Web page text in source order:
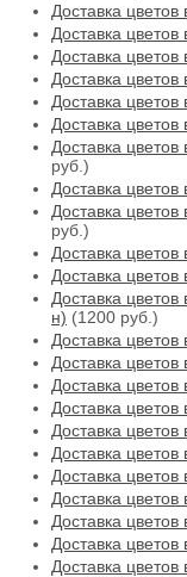
Доставка цветов
Доставка цветов
Доставка цветов
Доставка цветов
Доставка цветов
Доставка цветов
Доставка
руб.)
Доставка
Доставка
руб.)
Доставка цветов
Доставка
Доставка
н) (1200 руб.)
Доставка цветов
Доставка цветов
Доставка цветов
Доставка
Доставка цветов
Доставка цветов
Доставка цветов
Доставка
Доставка
Доставка цветов
Доставка цветов